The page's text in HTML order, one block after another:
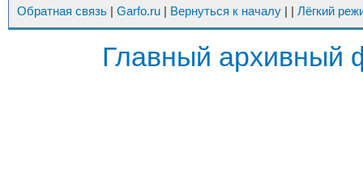
Обратная связь | Garfo.ru | Вернуться к началу | | Лёгкий
Главный архивный